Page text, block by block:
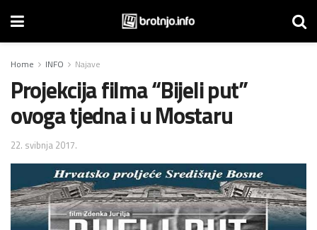
Home INFO Najave
Projekcija filma “Bijeli put”
ovoga tjedna i u Mostaru
22. svibnja 2017.